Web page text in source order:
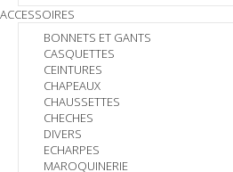
ACCESSOIRES
BONNETS ET GANTS
CASQUETTES
CEINTURES
CHAPEAUX
CHAUSSETTES
CHECHES
DIVERS
ECHARPES
MAROQUINERIE